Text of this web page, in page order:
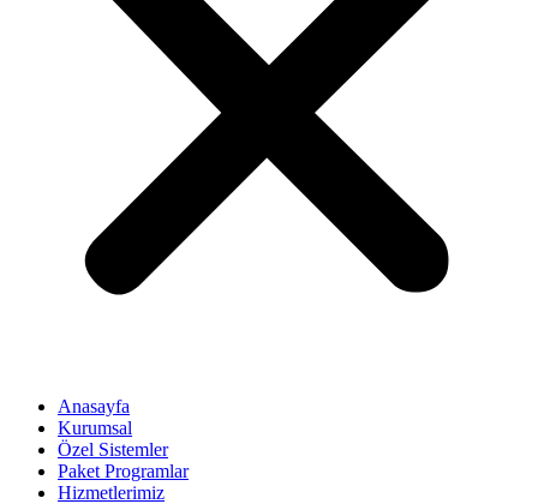
Anasayfa
Kurumsal
Özel Sistemler
Paket Programlar
Hizmetlerimiz